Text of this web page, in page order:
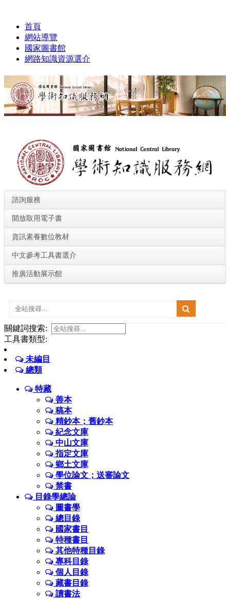
首頁
網站導覽
國家圖書館
網路知識資源選介
諮詢服務
開放取用電子書
資訊素養數位教材
中文參考工具書選介
推廣活動展示館
關鍵詞搜索:
工具書類型:
未編目
總類
特藏
善本
稿本
精鈔本；舊鈔本
紀念文庫
中山文庫
指定文庫
鄉土文庫
學位論文；送審論文
禁書
目錄學總論
圖書學
總目錄
國家書目
特種書目
其他特種目錄
專科目錄
個人目錄
藏書目錄
讀書法